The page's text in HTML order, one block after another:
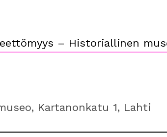
– Historiallinen
Kartanonkatu 1, Lahti